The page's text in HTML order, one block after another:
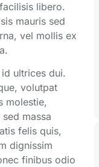
libero.
mauris sed
vel mollis ex
ultrices dui.
volutpat
molestie,
massa
felis quis,
dignissim
finibus odio